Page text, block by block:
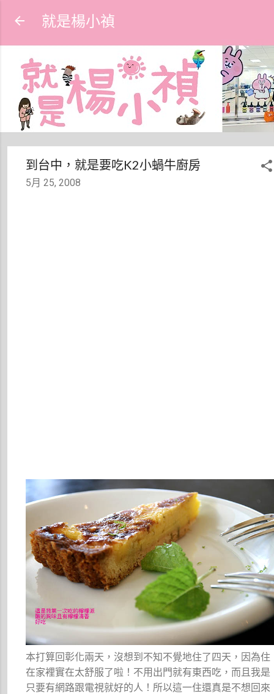
就是楊小禎
到台中，就是要吃K2小蝸牛廚房
5月 25, 2008
本打算回彰化兩天，沒想到不知不覺地住了四天，因為住
在家裡實在太舒服了啦！不用出門就有東西吃，而且我是
只要有網路跟電視就好的人！所以這一住還真是不想回來